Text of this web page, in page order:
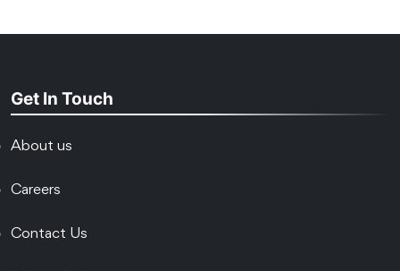
Get In Touch
About us
Careers
Contact Us